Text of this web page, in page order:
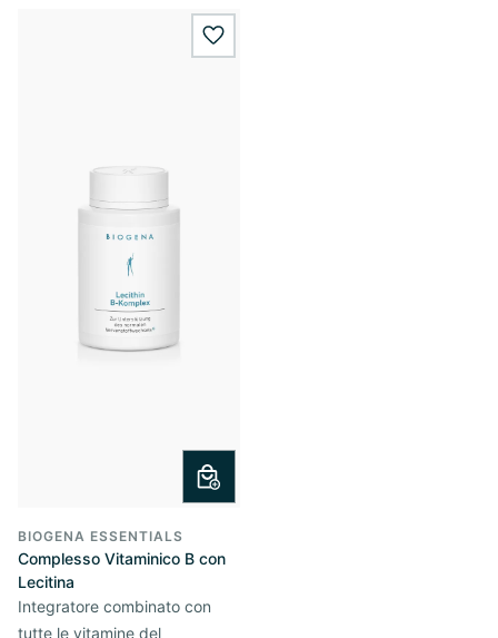
wishlist.add
BIOGENA ESSENTIALS
Complesso Vitaminico B con
Lecitina
Integratore combinato con
tutte le vitamine del